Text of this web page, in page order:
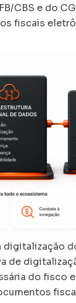
CBS e do
fiscais
do fisco